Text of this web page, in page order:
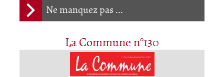
Ne manquez pas ...
La Commune n°130